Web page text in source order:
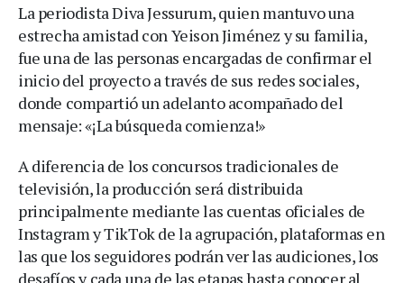
La periodista Diva Jessurum, quien mantuvo una
estrecha amistad con Yeison Jiménez y su familia,
fue una de las personas encargadas de confirmar el
inicio del proyecto a través de sus redes sociales,
donde compartió un adelanto acompañado del
mensaje: «¡La búsqueda comienza!»
A diferencia de los concursos tradicionales de
televisión, la producción será distribuida
principalmente mediante las cuentas oficiales de
Instagram y TikTok de la agrupación, plataformas en
las que los seguidores podrán ver las audiciones, los
desafíos y cada una de las etapas hasta conocer al